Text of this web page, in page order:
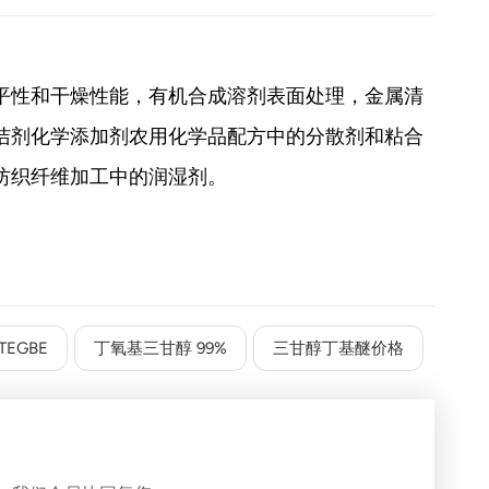
和干燥性能， 有机合成溶剂表面处理， 金属清
剂化学添加剂农用化学品配方中的分散剂和粘合
织纤维加工中的润湿剂。
丁氧基三甘醇 99% 三甘醇丁基醚价格